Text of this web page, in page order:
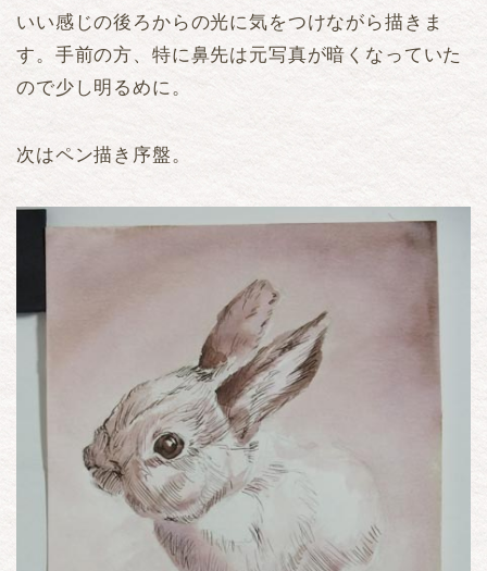
いい感じの後ろからの光に気をつけながら描きま
す。手前の方、特に鼻先は元写真が暗くなっていた
ので少し明るめに。
次はペン描き序盤。